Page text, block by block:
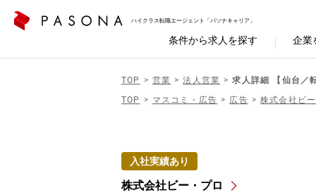
ハイクラス転職エージェント「パソナキャリア」
条件から求人を探す 企業
TOP 営業 法人営業
求人詳細 【仙台／
TOP
マスコミ・広告 広告 株式会社ビ
入社実績あり
株式会社ビー・プロ